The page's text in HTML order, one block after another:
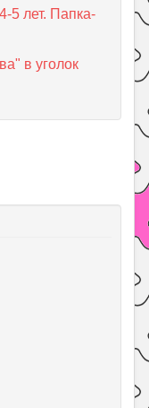
5 лет. Папка-
в уголок